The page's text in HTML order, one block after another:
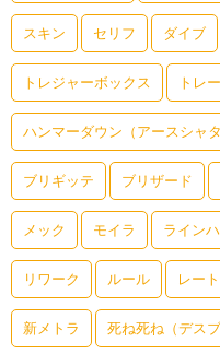
スキン セリフ ダイブ
トレジャーボックス トレ
ハンマーダウン（アースシャタ
ブリギッテ ブリザード
メック モイラ ライン
リワーク ルール レート
新メトラ 死ね死ね（デスブ